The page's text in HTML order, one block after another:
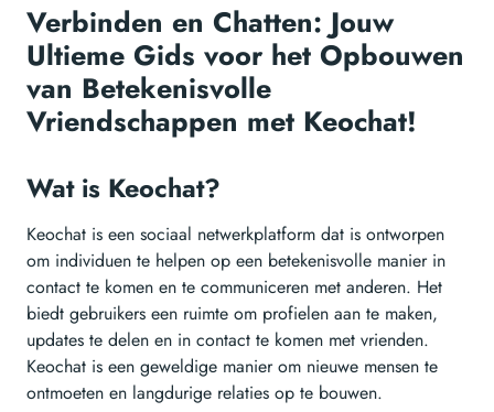
Verbinden en Chatten: Jouw
Ultieme Gids voor het Opbouwen
van Betekenisvolle
Vriendschappen met Keochat!
Wat is Keochat?
Keochat is een sociaal netwerkplatform dat is ontworpen
om individuen te helpen op een betekenisvolle manier in
contact te komen en te communiceren met anderen. Het
biedt gebruikers een ruimte om profielen aan te maken,
updates te delen en in contact te komen met vrienden.
Keochat is een geweldige manier om nieuwe mensen te
ontmoeten en langdurige relaties op te bouwen.